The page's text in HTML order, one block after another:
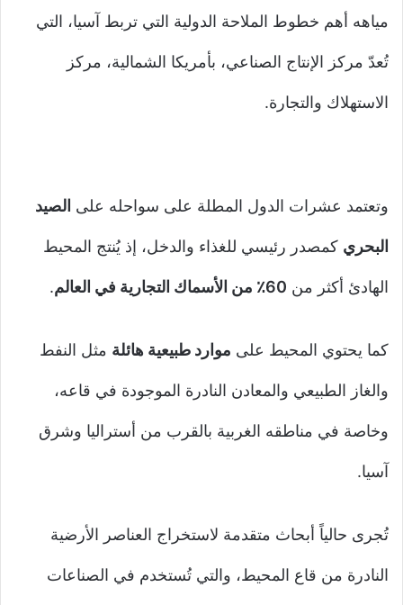
مياهه أهم خطوط الملاحة الدولية التي تربط آسيا، التي
تُعدّ مركز الإنتاج الصناعي، بأمريكا الشمالية، مركز
الاستهلاك والتجارة.
وتعتمد عشرات الدول المطلة على سواحله على الصيد
البحري كمصدر رئيسي للغذاء والدخل، إذ يُنتج المحيط
الهادئ أكثر من 60٪ من الأسماك التجارية في العالم .
كما يحتوي المحيط على موارد طبيعية هائلة مثل النفط
والغاز الطبيعي والمعادن النادرة الموجودة في قاعه،
وخاصة في مناطقه الغربية بالقرب من أستراليا وشرق
آسيا.
تُجرى حالياً أبحاث متقدمة لاستخراج العناصر الأرضية
النادرة من قاع المحيط، والتي تُستخدم في الصناعات